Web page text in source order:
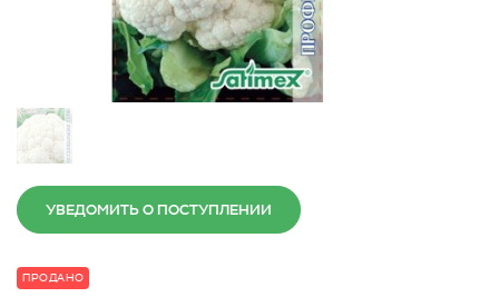
УВЕДОМИТЬ О ПОСТУПЛЕНИИ
ПРОДАНО